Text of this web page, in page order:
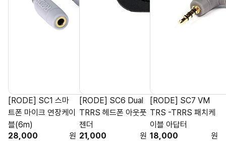
[RODE] SC1 스마
트폰 마이크 연장케이
블(6m)
28,000
원
[RODE] SC6 Dual
TRRS 헤드폰 아웃풋
젠더
21,000
원
[RODE] SC7 VM
TRS -TRRS 패치케
이블 아답터
18,000
원